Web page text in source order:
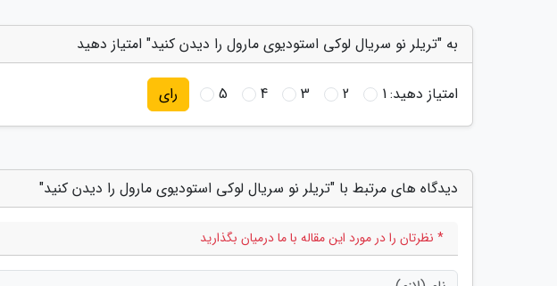
به "تریلر نو سریال لوکی استودیوی مارول را دیدن کنید" امتیاز دهید
امتیاز دهید:1
2
3
4
5 رای
دیدگاه های مرتبط با "تریلر نو سریال لوکی استودیوی مارول را دیدن کنید"
* نظرتان را در مورد این مقاله با ما درمیان بگذارید